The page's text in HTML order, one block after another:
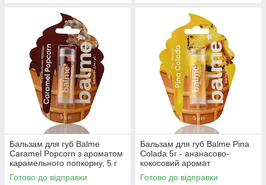
Бальзам для губ Balme
Caramel Popcorn з ароматом
карамельного попкорну, 5 г
Готово до відправки
Бальзам для губ Balme Pina
Colada 5г - ананасово-
кокосовий аромат
Готово до відправки